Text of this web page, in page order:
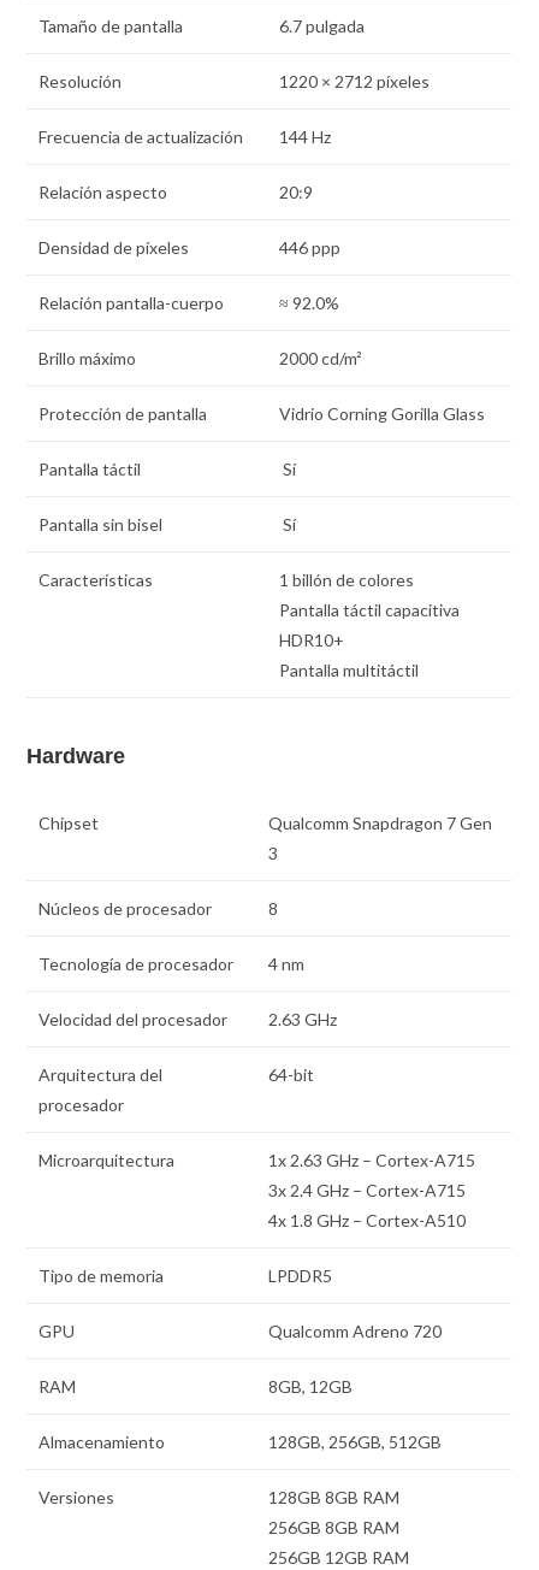
Tamaño de pantalla 6.7 pulgada
Resolución 1220 × 2712 píxeles
Frecuencia de actualización 144 Hz
Relación aspecto 20:9
Densidad de pí­xeles 446 ppp
Relación pantalla-cuerpo ≈ 92.0%
Brillo máximo 2000 cd/m²
Protección de pantalla Vidrio Corning Gorilla Glass
Pantalla táctil Sí
Pantalla sin bisel Sí
Características
1 billón de colores
Pantalla táctil capacitiva
HDR10+
Pantalla multitáctil
Hardware
Chipset
Qualcomm Snapdragon 7 Gen
3
Núcleos de procesador 8
Tecnología de procesador 4 nm
Velocidad del procesador 2.63 GHz
Arquitectura del
procesador
64-bit
Microarquitectura
1x 2.63 GHz – Cortex-A715
3x 2.4 GHz – Cortex-A715
4x 1.8 GHz – Cortex-A510
Tipo de memoria LPDDR5
GPU Qualcomm Adreno 720
RAM 8GB, 12GB
Almacenamiento 128GB, 256GB, 512GB
Versiones
128GB 8GB RAM
256GB 8GB RAM
256GB 12GB RAM